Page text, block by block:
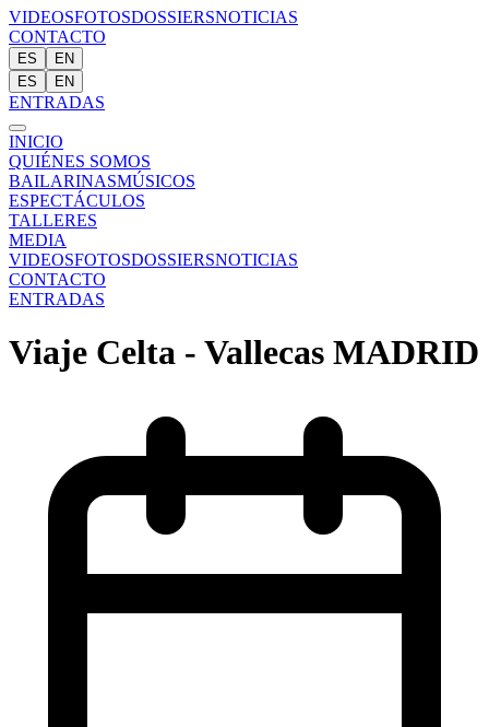
VIDEOSFOTOSDOSSIERSNOTICIAS
CONTACTO
ES
EN
ES
EN
ENTRADAS
INICIO
QUIÉNES SOMOS
BAILARINASMÚSICOS
ESPECTÁCULOS
TALLERES
MEDIA
VIDEOSFOTOSDOSSIERSNOTICIAS
CONTACTO
ENTRADAS
Viaje Celta - Vallecas MADRID